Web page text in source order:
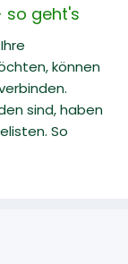
so geht's
können
sind, haben
So